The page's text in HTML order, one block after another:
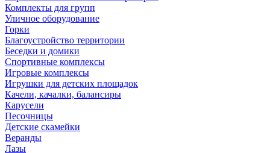
Комплекты для групп
Уличное оборудование
Горки
Благоустройство территории
Беседки и домики
Спортивные комплексы
Игровые комплексы
Игрушки для детских площадок
Качели, качалки, балансиры
Карусели
Песочницы
Детские скамейки
Веранды
Лазы